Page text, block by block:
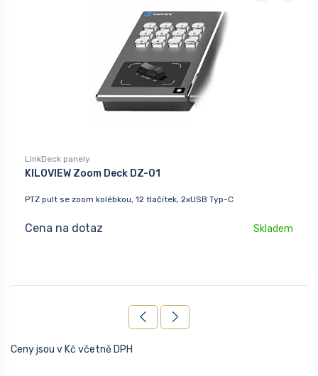
LinkDeck panely
KILOVIEW Zoom Deck DZ-01
PTZ pult se zoom kolébkou, 12 tlačítek, 2xUSB Typ-C
Cena na dotaz Skladem
Ceny jsou v Kč včetně DPH